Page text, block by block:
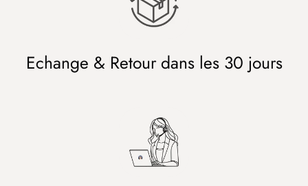
Echange & Retour dans les 30 jours